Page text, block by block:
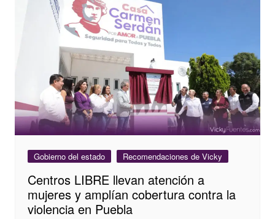
Gobierno del estado Recomendaciones de Vicky
Centros LIBRE llevan atención a
mujeres y amplían cobertura contra la
violencia en Puebla